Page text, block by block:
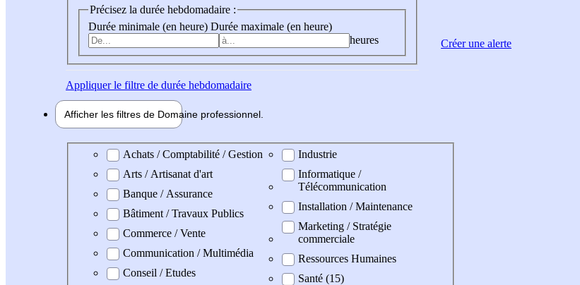
Précisez la durée hebdomadaire :
Durée minimale (en heure) Durée maximale (en heure)
heures
Appliquerle filtre de durée hebdomadaire
Afficher les filtres de Domaine professionnel
Domaine professionel
Achats / Comptabilité / Gestion
Arts / Artisanat d'art
Banque / Assurance
Bâtiment / Travaux Publics
Commerce / Vente
Communication / Multimédia
Conseil / Etudes
Industrie
Informatique /
Télécommunication
Installation / Maintenance
Marketing / Stratégie
commerciale
Ressources Humaines
Santé (15)
Créer une alerte